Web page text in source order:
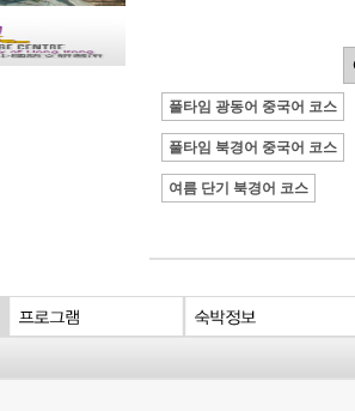
풀타임 광동어 중국어 코스
풀타임 북경어 중국어 코스
여름 단기 북경어 코스